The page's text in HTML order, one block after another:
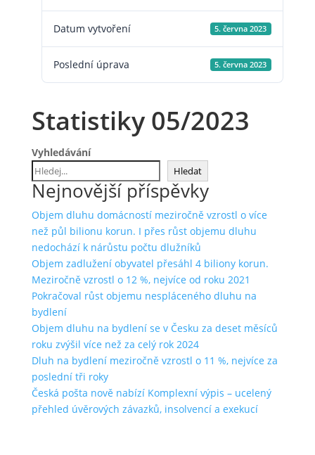
Datum vytvoření 5. června 2023
Poslední úprava 5. června 2023
Statistiky 05/2023
Vyhledávání
Hledat
Nejnovější příspěvky
Objem dluhu domácností meziročně vzrostl o více
než půl bilionu korun. I přes růst objemu dluhu
nedochází k nárůstu počtu dlužníků
Objem zadlužení obyvatel přesáhl 4 biliony korun.
Meziročně vzrostl o 12 %, nejvíce od roku 2021
Pokračoval růst objemu nespláceného dluhu na
bydlení
Objem dluhu na bydlení se v Česku za deset měsíců
roku zvýšil více než za celý rok 2024
Dluh na bydlení meziročně vzrostl o 11 %, nejvíce za
poslední tři roky
Česká pošta nově nabízí Komplexní výpis – ucelený
přehled úvěrových závazků, insolvencí a exekucí